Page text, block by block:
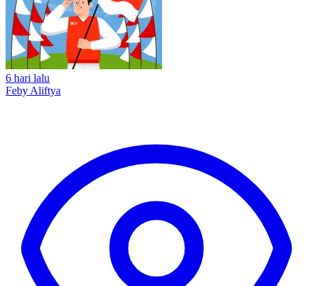
6 hari lalu
Feby Aliftya